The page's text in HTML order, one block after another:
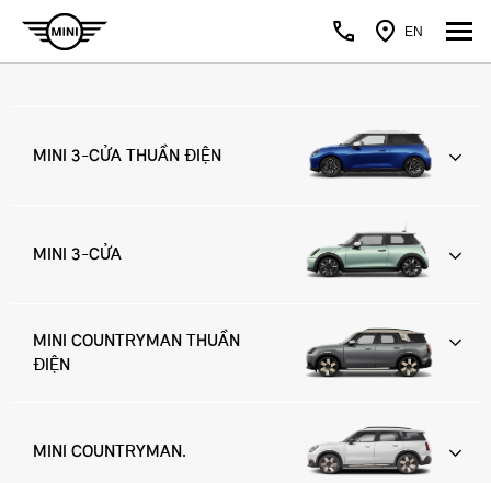
EN
MINI 3-CỬA THUẦN ĐIỆN
MINI 3-CỬA
MINI COUNTRYMAN THUẦN
ĐIỆN
MINI COUNTRYMAN.